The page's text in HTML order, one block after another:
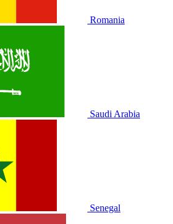
Romania
Saudi Arabia
Senegal